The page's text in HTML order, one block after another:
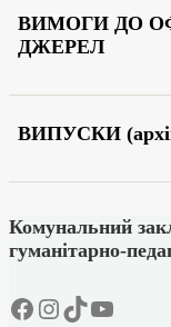
ВИМОГИ ДО
ДЖЕРЕЛ
ВИПУСКИ
Комунальний
гуманітарно-
Facebook
Instagram
TikTok
YouTube